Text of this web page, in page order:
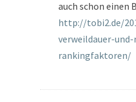
auch schon einen
http://tobi2.de/
verweildauer-
rankingfaktoren/